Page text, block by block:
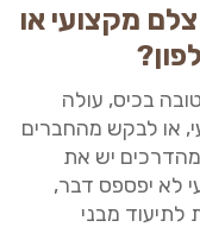
מקצועי או
בכיס, עולה
או לבקש מהחברים
יש את
לא יפספס דבר,
לתיעוד מבני